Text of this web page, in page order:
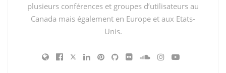
Un bon Workshop de 2h30 bien remplit!!
Retrouvez le programme complet de la session sur leur
plusieurs conférences et groupes d’utilisateurs au
Canada mais également en Europe et aux Etats-
Unis.